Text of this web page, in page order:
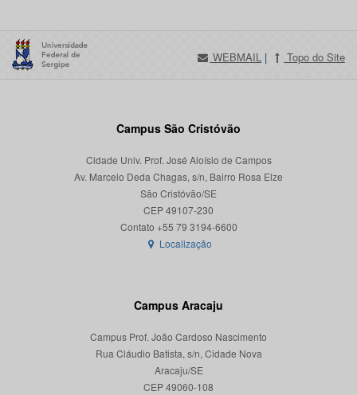
WEBMAIL | Topo do Site
Campus São Cristóvão
Cidade Univ. Prof. José Aloísio de Campos
Av. Marcelo Deda Chagas, s/n, Bairro Rosa Elze
São Cristóvão/SE
CEP 49107-230
Localização
Campus Aracaju
Campus Prof. João Cardoso Nascimento
Rua Cláudio Batista, s/n, Cidade Nova
Aracaju/SE
CEP 49060-108